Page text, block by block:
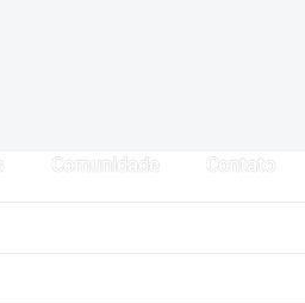
Comunidade Contato